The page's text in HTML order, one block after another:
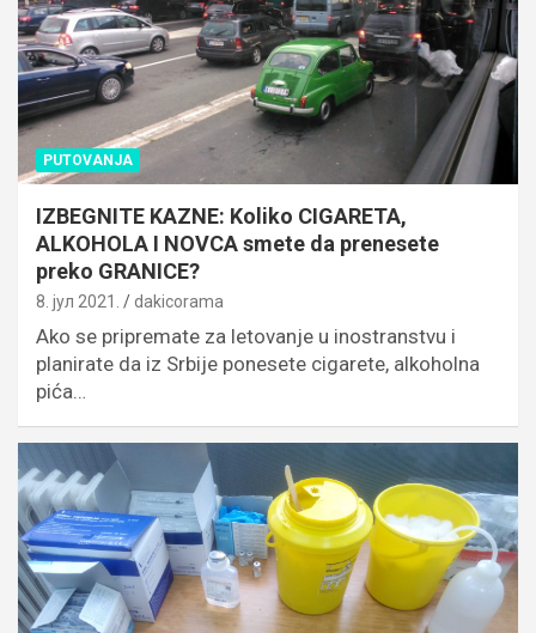
PUTOVANJA
IZBEGNITE KAZNE: Koliko CIGARETA,
ALKOHOLA I NOVCA smete da prenesete
preko GRANICE?
8. јул 2021. dakicorama
Ako se pripremate za letovanje u inostranstvu i
planirate da iz Srbije ponesete cigarete, alkoholna
pića…